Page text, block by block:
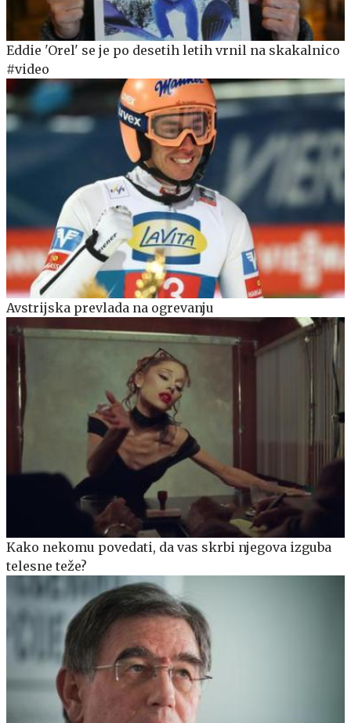
Eddie 'Orel' se je po desetih letih vrnil na skakalnico
#video
Avstrijska prevlada na ogrevanju
Kako nekomu povedati, da vas skrbi njegova izguba
telesne teže?